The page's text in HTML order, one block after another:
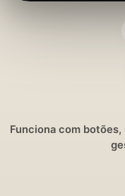
Funciona com